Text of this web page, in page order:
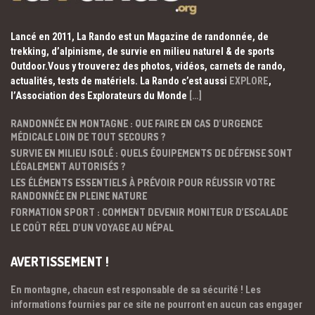
Lancé en 2011, La Rando est un Magazine de randonnée, de
trekking, d’alpinisme, de survie en milieu naturel & de sports
Outdoor.Vous y trouverez des photos, vidéos, carnets de rando,
actualités, tests de matériels. La Rando c’est aussi EXPLORE,
l’Association des Explorateurs du Monde […]
RANDONNÉE EN MONTAGNE : QUE FAIRE EN CAS D’URGENCE
MÉDICALE LOIN DE TOUT SECOURS ?
SURVIE EN MILIEU ISOLÉ : QUELS ÉQUIPEMENTS DE DÉFENSE SONT
LÉGALEMENT AUTORISÉS ?
LES ÉLÉMENTS ESSENTIELS À PRÉVOIR POUR RÉUSSIR VOTRE
RANDONNÉE EN PLEINE NATURE
FORMATION SPORT : COMMENT DEVENIR MONITEUR D’ESCALADE
LE COÛT RÉEL D’UN VOYAGE AU NÉPAL
AVERTISSEMENT !
En montagne, chacun est responsable de sa sécurité ! Les
informations fournies par ce site ne pourront en aucun cas engager